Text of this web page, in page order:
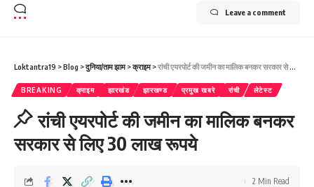
Leave a comment
Loktantra19 >Blog >दुनिया/ताम झाम>क्राइम>रांची एयरपोर्ट की जमीन का मालिक बनकर सरकार से लिए 30 लाख रूपये
BREAKING क्राइम झारखंड झारखण्ड प्रमुख खबरे रांची लेटेस्ट
रांची एयरपोर्ट की जमीन का मालिक बनकर
सरकार से लिए 30 लाख रूपये
2 Min Read